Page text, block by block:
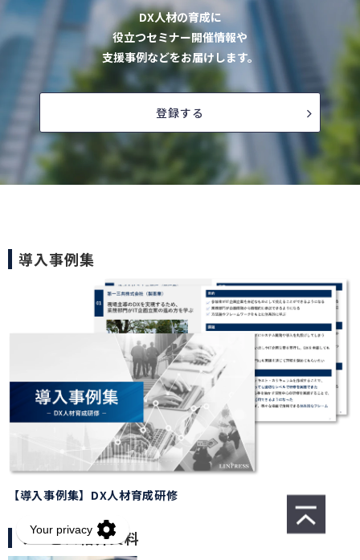
DX人材の育成に
役立つセミナー開催情報や
支援事例などをお届けします。
登録する
導入事例集
【導入事例集】DX人材育成研修
サービス紹介資料